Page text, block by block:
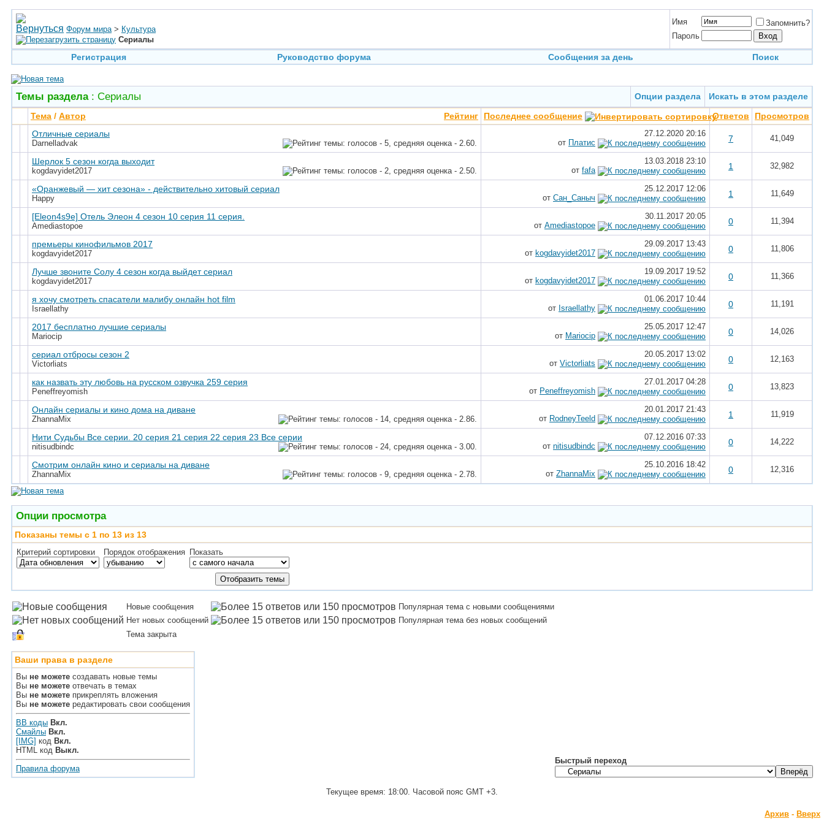
Форум мира > Культура
Сериалы
Имя
Запомнить?
Пароль
Регистрация Руководство форума Сообщения за день Поиск
Темы раздела: Сериалы Опции раздела
Искать в этом разделе
Рейтинг
Тема / Автор Последнее сообщение Ответов
Просмотров
Отличные сериалы
Darnelladvak
27.12.2020 20:16
от Платис 7 41,049
Шерлок 5 сезон когда выходит
kogdavyidet2017
13.03.2018 23:10
от fafa 1 32,982
«Оранжевый — хит сезона» - действительно хитовый сериал
Happy
25.12.2017 12:06
от Сан_Саныч 1 11,649
[Eleon4s9e] Отель Элеон 4 сезон 10 серия 11 серия.
Amediastopoe
30.11.2017 20:05
от Amediastopoe 0 11,394
премьеры кинофильмов 2017
kogdavyidet2017
29.09.2017 13:43
от kogdavyidet2017 0 11,806
Лучше звоните Солу 4 сезон когда выйдет сериал
kogdavyidet2017
19.09.2017 19:52
от kogdavyidet2017 0 11,366
я хочу смотреть спасатели малибу онлайн hot film
Israellathy
01.06.2017 10:44
от Israellathy 0 11,191
2017 бесплатно лучшие сериалы
Mariocip
25.05.2017 12:47
от Mariocip 0 14,026
сериал отбросы сезон 2
Victorliats
20.05.2017 13:02
от Victorliats 0 12,163
как назвать эту любовь на русском озвучка 259 серия
Peneffreyomish
27.01.2017 04:28
от Peneffreyomish 0 13,823
Онлайн сериалы и кино дома на диване
ZhannaMix
20.01.2017 21:43
от RodneyTeeld 1 11,919
Нити Судьбы Все серии. 20 серия 21 серия 22 серия 23 Все серии
nitisudbindc
07.12.2016 07:33
от nitisudbindc 0 14,222
Смотрим онлайн кино и сериалы на диване
ZhannaMix
25.10.2016 18:42
от ZhannaMix 0 12,316
Опции просмотра
Показаны темы с 1 по 13 из 13
Критерий сортировки Порядок отображения Показать
Новые сообщения
Популярная тема с новыми сообщениями
Нет новых сообщений
Популярная тема без новых сообщений
Тема закрыта
Ваши права в разделе
Вы не можете создавать новые темы
Вы не можете отвечать в темах
Вы не можете прикреплять вложения
Вы не можете редактировать свои сообщения
BB коды Вкл.
Смайлы Вкл.
[IMG] код Вкл.
HTML код Выкл.
Правила форума
Быстрый переход
Текущее время: 18:00. Часовой пояс GMT +3.
Архив - Вверх